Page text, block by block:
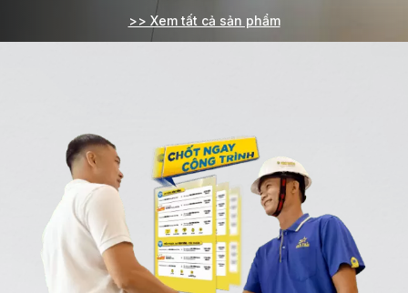
>> Xem tất cả sản phẩm